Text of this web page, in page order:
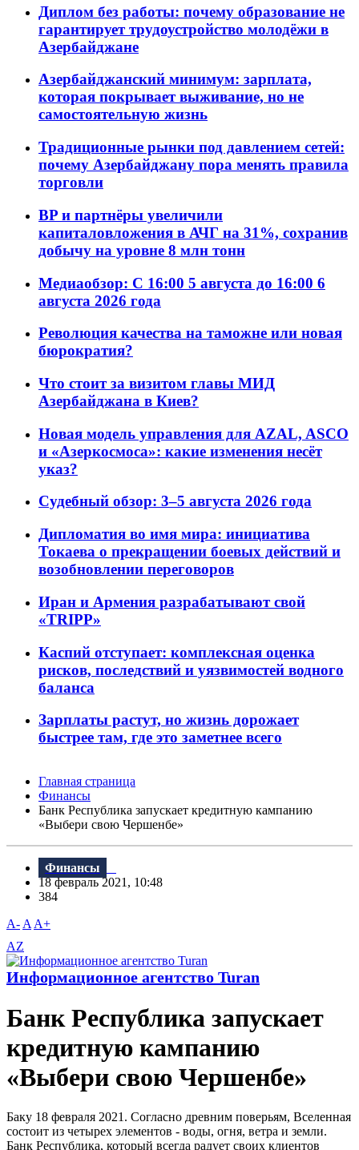
Диплом без работы: почему образование не
гарантирует трудоустройство молодёжи в
Азербайджане
Азербайджанский минимум: зарплата,
которая покрывает выживание, но не
самостоятельную жизнь
Традиционные рынки под давлением сетей:
почему Азербайджану пора менять правила
торговли
BP и партнёры увеличили
капиталовложения в АЧГ на 31%, сохранив
добычу на уровне 8 млн тонн
Медиаобзор: С 16:00 5 августа до 16:00 6
августа 2026 года
Революция качества на таможне или новая
бюрократия?
Что стоит за визитом главы МИД
Азербайджана в Киев?
Новая модель управления для AZAL, ASCO
и «Азеркосмоса»: какие изменения несёт
указ?
Судебный обзор: 3–5 августа 2026 года
Дипломатия во имя мира: инициатива
Токаева о прекращении боевых действий и
возобновлении переговоров
Иран и Армения разрабатывают свой
«TRIPP»
Каспий отступает: комплексная оценка
рисков, последствий и уязвимостей водного
баланса
Зарплаты растут, но жизнь дорожает
быстрее там, где это заметнее всего
Главная страница
Финансы
Банк Республика запускает кредитную кампанию
«Выбери свою Чершенбе»
Финансы
18 февраль 2021, 10:48
384
A- A A+
AZ
Информационное агентство Turan
Банк Республика запускает
кредитную кампанию
«Выбери свою Чершенбе»
Баку 18 февраля 2021. Согласно древним поверьям, Вселенная
состоит из четырех элементов - воды, огня, ветра и земли.
Банк Республика, который всегда радует своих клиентов